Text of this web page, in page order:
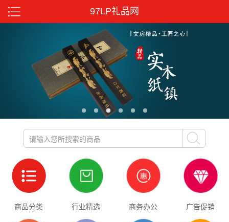
97LP礼品网
1 2 3 4 5 6
商品分类 行业精选 商务办公 广告促销